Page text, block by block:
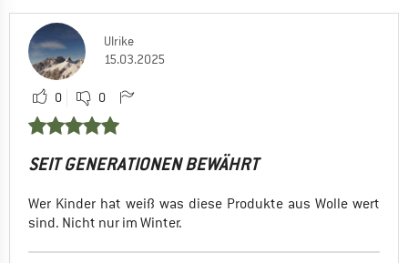
Ulrike
15.03.2025
0 0
SEIT GENERATIONEN BEWÄHRT
Wer Kinder hat weiß was diese Produkte aus Wolle wert
sind. Nicht nur im Winter.